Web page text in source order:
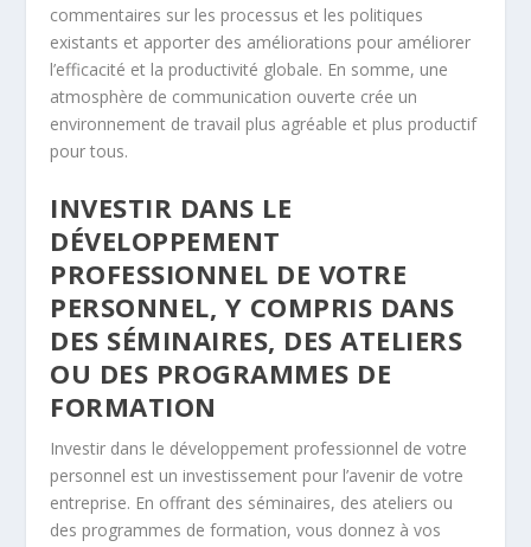
commentaires sur les processus et les politiques
existants et apporter des améliorations pour améliorer
l’efficacité et la productivité globale. En somme, une
atmosphère de communication ouverte crée un
environnement de travail plus agréable et plus productif
pour tous.
INVESTIR DANS LE
DÉVELOPPEMENT
PROFESSIONNEL DE VOTRE
PERSONNEL, Y COMPRIS DANS
DES SÉMINAIRES, DES ATELIERS
OU DES PROGRAMMES DE
FORMATION
Investir dans le développement professionnel de votre
personnel est un investissement pour l’avenir de votre
entreprise. En offrant des séminaires, des ateliers ou
des programmes de formation, vous donnez à vos